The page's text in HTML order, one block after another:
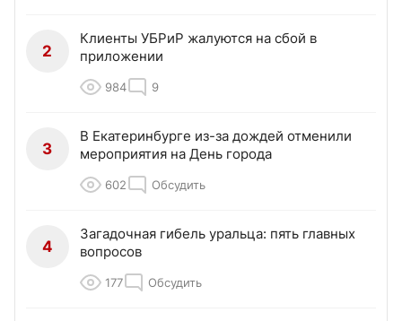
2
Клиенты УБРиР жалуются на сбой в
приложении
984 9
3
В Екатеринбурге из-за дождей отменили
мероприятия на День города
602 Обсудить
4
Загадочная гибель уральца: пять главных
вопросов
177 Обсудить